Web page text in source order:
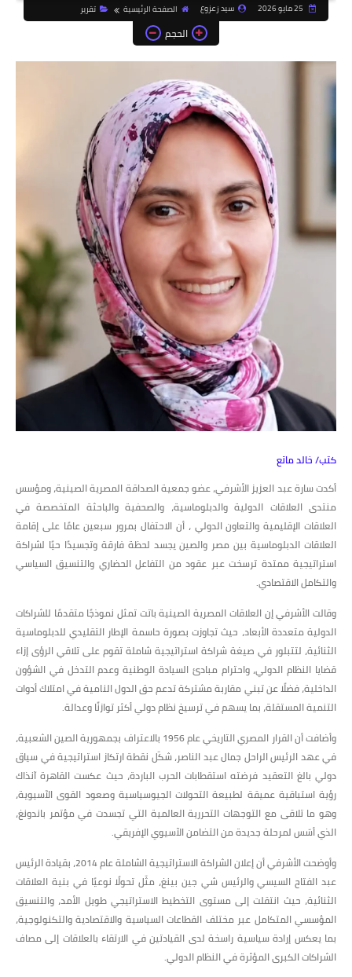
سيد زعزوع الصفحة الرئيسية تقرير
الحجم
كتب/ خالد ماتع
أكدت سارة عبد العزيز الأشرفي، عضو جمعية الصداقة المصرية الصينية، ومؤسس
منتدى العلاقات الدولية والدبلوماسية، والصحفية والباحثة المتخصصة في
العلاقات الإقليمية والتعاون الدولي ، أن الاحتفال بمرور سبعين عامًا على إقامة
العلاقات الدبلوماسية بين مصر والصين يجسد لحظة فارقة وتجسيدًا حيًا لشراكة
استراتيجية ممتدة ترسخت عبر عقود من التفاعل الحضاري والتنسيق السياسي
والتكامل الاقتصادي.
وقالت الأشرفي إن العلاقات المصرية الصينية باتت تمثل نموذجًا متقدمًا للشراكات
الدولية متعددة الأبعاد، حيث تجاوزت بصورة حاسمة الإطار التقليدي للدبلوماسية
الثنائية، لتتبلور في صيغة شراكة استراتيجية شاملة تقوم على تلاقي الرؤى إزاء
قضايا النظام الدولي، واحترام مبادئ السيادة الوطنية وعدم التدخل في الشؤون
الداخلية، فضلًا عن تبني مقاربة مشتركة تدعم حق الدول النامية في امتلاك أدوات
التنمية المستقلة، بما يسهم في ترسيخ نظام دولي أكثر توازنًا وعدالة.
وأضافت أن القرار المصري التاريخي عام 1956 بالاعتراف بجمهورية الصين الشعبية،
في عهد الرئيس الراحل جمال عبد الناصر، شكّل نقطة ارتكاز استراتيجية في سياق
دولي بالغ التعقيد فرضته استقطابات الحرب الباردة، حيث عكست القاهرة آنذاك
رؤية استباقية عميقة لطبيعة التحولات الجيوسياسية وصعود القوى الآسيوية،
وهو ما تلاقى مع التوجهات التحررية العالمية التي تجسدت في مؤتمر باندونغ،
الذي أسّس لمرحلة جديدة من التضامن الآسيوي الإفريقي.
وأوضحت الأشرفي أن إعلان الشراكة الاستراتيجية الشاملة عام 2014، بقيادة الرئيس
عبد الفتاح السيسي والرئيس شي جين بينغ، مثّل تحولًا نوعيًا في بنية العلاقات
الثنائية، حيث انتقلت إلى مستوى التخطيط الاستراتيجي طويل الأمد، والتنسيق
المؤسسي المتكامل عبر مختلف القطاعات السياسية والاقتصادية والتكنولوجية،
بما يعكس إرادة سياسية راسخة لدى القيادتين في الارتقاء بالعلاقات إلى مصاف
الشراكات الكبرى المؤثرة في النظام الدولي.